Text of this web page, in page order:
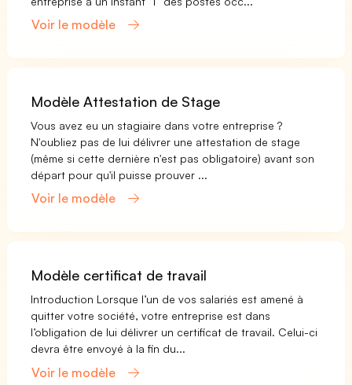
Voir le modèle
Modèle Attestation de Stage
Vous avez eu un stagiaire dans votre entreprise ?
N'oubliez pas de lui délivrer une attestation de stage
(même si cette dernière n'est pas obligatoire) avant son
départ pour qu'il puisse prouver ...
Voir le modèle
Modèle certificat de travail
Introduction Lorsque l’un de vos salariés est amené à
quitter votre société, votre entreprise est dans
l’obligation de lui délivrer un certificat de travail. Celui-ci
devra être envoyé à la fin du...
Voir le modèle